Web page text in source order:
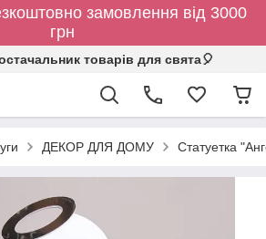
замовлення від 3000
грн
товарів для свята🎈
ДЕКОР ДЛЯ ДОМУ Статуетка